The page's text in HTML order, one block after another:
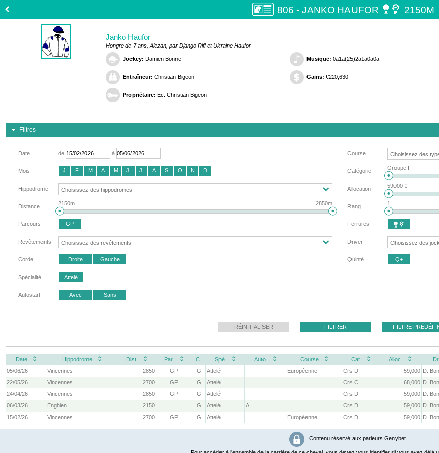
806 - JANKO HAUFOR  2150M
Janko Haufor
Hongre de 7 ans, Alezan, par Django Riff et Ukraine Haufor
Jockey: Damien Bonne
Entraîneur: Christian Bigeon
Propriétaire: Ec. Christian Bigeon
Musique: 0a1a(25)2a1a0a0a
Gains: €220,630
Filtres
Date de à
Mois J F M A M J J A S O N D
Hippodrome
Distance 2150m 2850m
Parcours GP
Revêtements
Corde Droite Gauche
Spécialité Attelé
Autostart Avec Sans
Course
Catégorie Groupe I
Allocation 59000 €
Rang 1
Ferrures 
Driver
Quinté Q+
RÉINITIALISER FILTRER FILTRE
Date Hippodrome Dist. Par. C. Spé. Auto. Course Cat. Alloc.
05/06/26
Vincennes 2850 GP G Attelé Européenne Crs D 59,000 D.
22/05/26
Vincennes 2700 GP G Attelé Crs C 68,000 D.
24/04/26
Vincennes 2850 GP G Attelé Crs D 59,000 D.
06/03/26
Enghien 2150 G Attelé A Crs D 59,000 D.
15/02/26
Vincennes 2700 GP G Attelé Européenne Crs D 59,000 D.
Contenu réservé aux parieurs Genybet